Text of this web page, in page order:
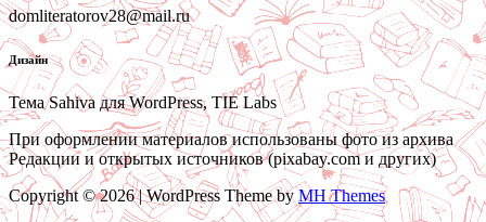
domliteratorov28@mail.ru
Дизайн
Тема Sahiva для WordPress, TIE Labs
При оформлении материалов использованы фото из архива
Редакции и открытых источников (pixabay.com и других)
Copyright © 2026 | WordPress Theme by MH Themes